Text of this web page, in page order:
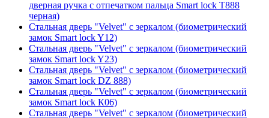
дверная ручка с отпечатком пальца Smart lock T888
черная)
Стальная дверь "Velvet" с зеркалом (биометрический
замок Smart lock Y12)
Стальная дверь "Velvet" с зеркалом (биометрический
замок Smart lock Y23)
Стальная дверь "Velvet" с зеркалом (биометрический
замок Smart lock DZ 888)
Стальная дверь "Velvet" с зеркалом (биометрический
замок Smart lock К06)
Стальная дверь "Velvet" с зеркалом (биометрический